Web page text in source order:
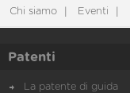
Chi siamo Eventi
Patenti
La patente di guida